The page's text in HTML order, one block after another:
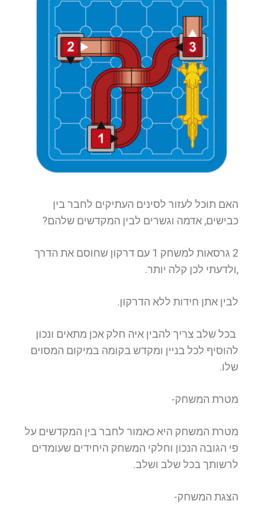
האם תוכל לעזור לסינים העתיקים לחבר בין
כבישים, אדמה וגשרים לבין המקדשים שלהם?
2 גרסאות למשחק 1 עם דרקון שחוסם את הדרך
,ולדעתי לכן קלה יותר.
לבין אתן חידות ללא הדרקון.
בכל שלב צריך להבין איה חלק אכן מתאים ונכון
להוסיף לכל בניין ומקדש בקומה במיקום המסוים
שלו.
מטרת המשחק-
מטרת המשחק היא כאמור לחבר בין המקדשים על
פי הגובה הנכון וחלקי המשחק היחידים שעומדים
לרשותך בכל שלב ושלב.
הצגת המשחק-